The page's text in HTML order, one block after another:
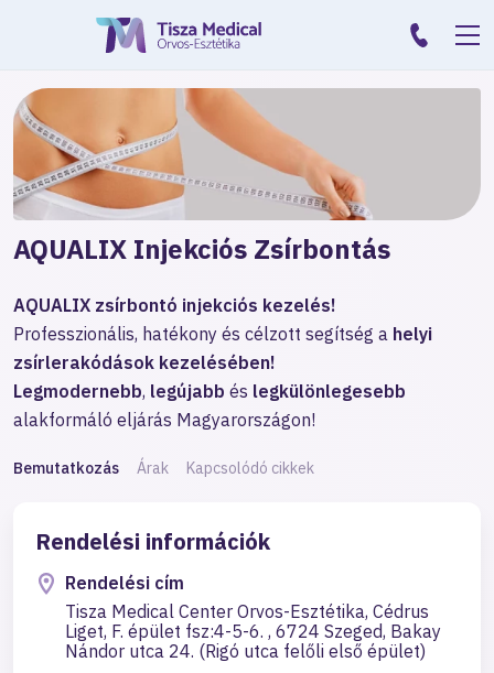
AQUALIX Injekciós Zsírbontás
AQUALIX zsírbontó injekciós kezelés!
Professzionális, hatékony és célzott segítség a helyi
zsírlerakódások kezelésében!
Legmodernebb, legújabb és legkülönlegesebb
alakformáló eljárás Magyarországon!
Bemutatkozás Árak Kapcsolódó cikkek
Rendelési információk
Rendelési cím
Tisza Medical Center Orvos-Esztétika, Cédrus
Liget, F. épület fsz:4-5-6. , 6724 Szeged, Bakay
Nándor utca 24. (Rigó utca felőli első épület)